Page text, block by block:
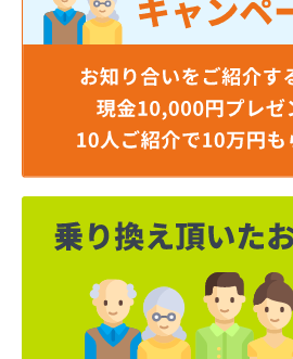
ツバメガス株式会社新城営業所
ニイミガス株式会社
ニイミ産業株式会社 本部・ホ
ニイミ産業株式会社 ホームガ
ニイミ産業株式会社 尾張旭営
ハタスビルダー株式会社 リボ
ひまわり農協 燃料課・プロパ
フジオートステーション
フジヨシ商店
フルタ鹿乗店
ます角商店
マルタケ株式会社
マルト尾関商店